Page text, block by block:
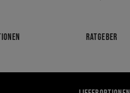
RATGEBER